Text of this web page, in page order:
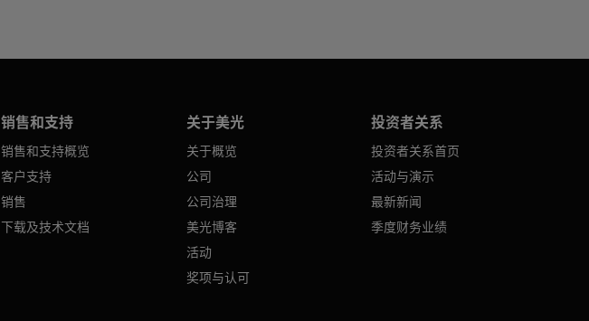
销售和支持
销售和支持概览
客户支持
销售
下载及技术文档
关于美光
关于概览
公司
公司治理
美光博客
活动
奖项与认可
投资者关系
投资者关系首页
活动与演示
最新新闻
季度财务业绩